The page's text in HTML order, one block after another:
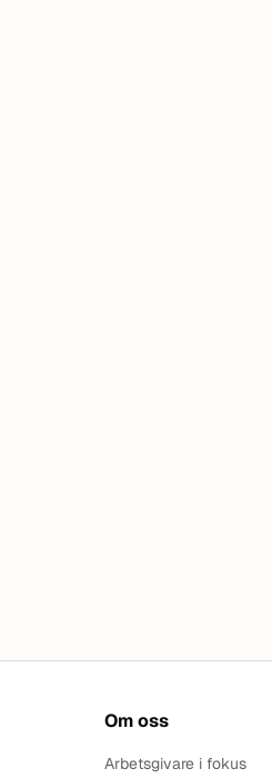
Om oss
Arbetsgivare i fokus